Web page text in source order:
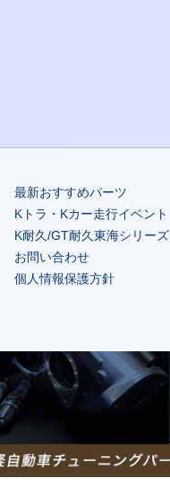
最新おすすめパーツ
Kトラ・Kカー走行イベント
K耐久/GT耐久東海シリーズ
お問い合わせ
個人情報保護方針